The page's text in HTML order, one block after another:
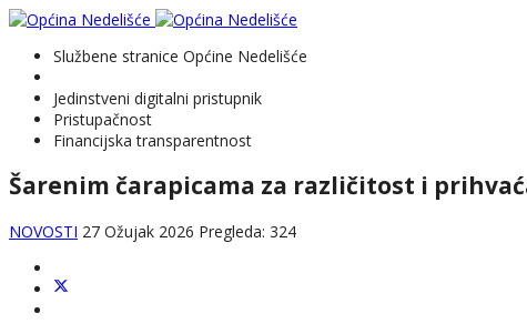
Službene stranice Općine Nedelišće
Jedinstveni digitalni pristupnik
Pristupačnost
Financijska transparentnost
Šarenim čarapicama za različitost i
NOVOSTI 27 Ožujak 2026 Pregleda: 324